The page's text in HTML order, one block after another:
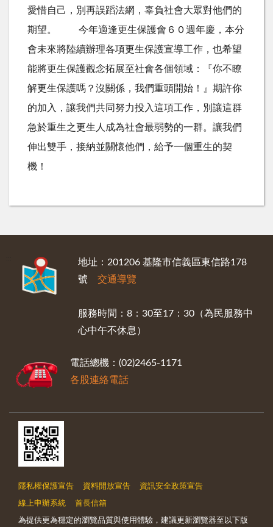
愛惜自己，別再誤蹈法網，辜負社會大眾對他們的
期望。 今年適逢更生保護會６０週年慶，本分
會未來將陸續辦理各項更生保護宣導工作，也希望
能將更生保護觀念拓展至社會各個領域：『你不瞭
解更生保護嗎？沒關係，我們重頭開始！』期許你
的加入，讓我們共同努力投入這項工作，別讓這群
急於重生之更生人成為社會最弱勢的一群。讓我們
伸出雙手，接納並關懷他們，給予一個重生的契
機！
地址：201206 基隆市信義區東信路178
號 交通導覽
服務時間：8：30至17：30（為民服務中
心中午不休息）
電話總機：(02)2465-1171
各股連絡電話
隱私權保護宣告 資料開放宣告 資訊安全政策宣告
線上申辦系統 首長信箱
為提供更為穩定的瀏覽品質與使用體驗，建議更新瀏覽器至以下版